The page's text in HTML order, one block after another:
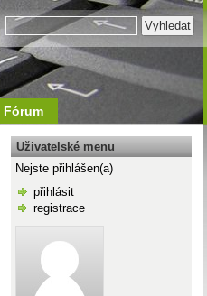
Fórum
Uživatelské menu
Nejste přihlášen(a)
přihlásit
registrace